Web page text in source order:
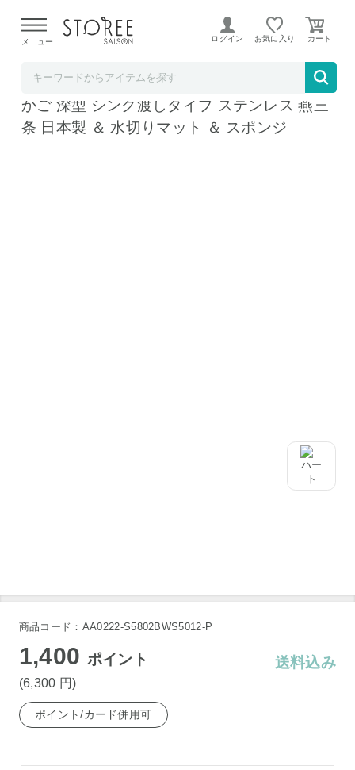
よる配送遅延が発生しております。
メニュー ログイン お気に入り
ビーワーススタイル すっきり暮らす 水切り
かご 深型 シンク渡しタイプ ステンレス 燕三
条 日本製 ＆ 水切りマット ＆ スポンジ
商品コード：AA0222-S5802BWS5012-P
1,400 ポイント
(6,300 円)
送料込み
ポイント/カード併用可